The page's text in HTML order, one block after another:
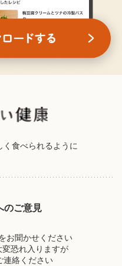
く食べられるように
のご意見
お聞かせください
恐れ入りますが
連絡ください